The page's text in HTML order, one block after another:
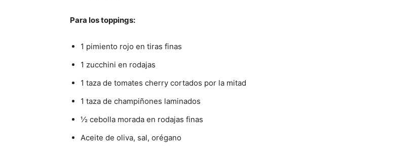
Para los toppings:
1 pimiento rojo en tiras finas
1 zucchini en rodajas
1 taza de tomates cherry cortados por la mitad
1 taza de champiñones laminados
½ cebolla morada en rodajas finas
Aceite de oliva, sal, orégano